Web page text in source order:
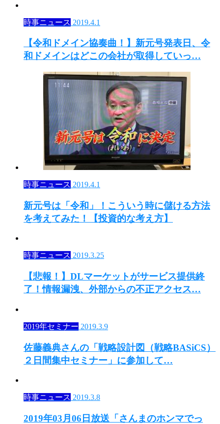
時事ニュース 2019.4.1
【令和ドメイン協奏曲！】新元号発表日、令
和ドメインはどこの会社が取得していっ…
時事ニュース 2019.4.1
新元号は「令和」！こういう時に儲ける方法
を考えてみた！【投資的な考え方】
時事ニュース 2019.3.25
【悲報！】DLマーケットがサービス提供終
了！情報漏洩、外部からの不正アクセス…
2019年セミナー 2019.3.9
佐藤義典さんの「戦略設計図（戦略BASiCS）
２日間集中セミナー」に参加して…
時事ニュース 2019.3.8
2019年03月06日放送「さんまのホンマでっ